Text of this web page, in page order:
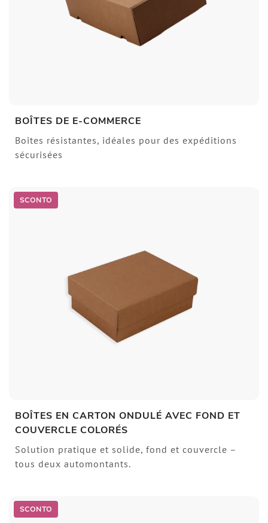
BOÎTES DE E-COMMERCE
Boîtes résistantes, idéales pour des expéditions
sécurisées
SCONTO
BOÎTES EN CARTON ONDULÉ AVEC FOND ET
COUVERCLE COLORÉS
Solution pratique et solide, fond et couvercle –
tous deux automontants.
SCONTO